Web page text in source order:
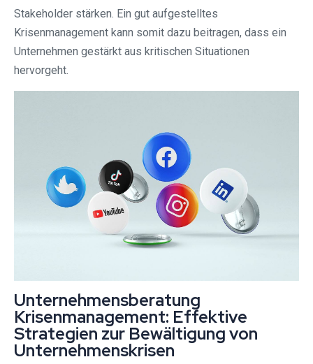
Stakeholder stärken. Ein gut aufgestelltes
Krisenmanagement kann somit dazu beitragen, dass ein
Unternehmen gestärkt aus kritischen Situationen
hervorgeht.
Unternehmensberatung
Krisenmanagement: Effektive
Strategien zur Bewältigung von
Unternehmenskrisen